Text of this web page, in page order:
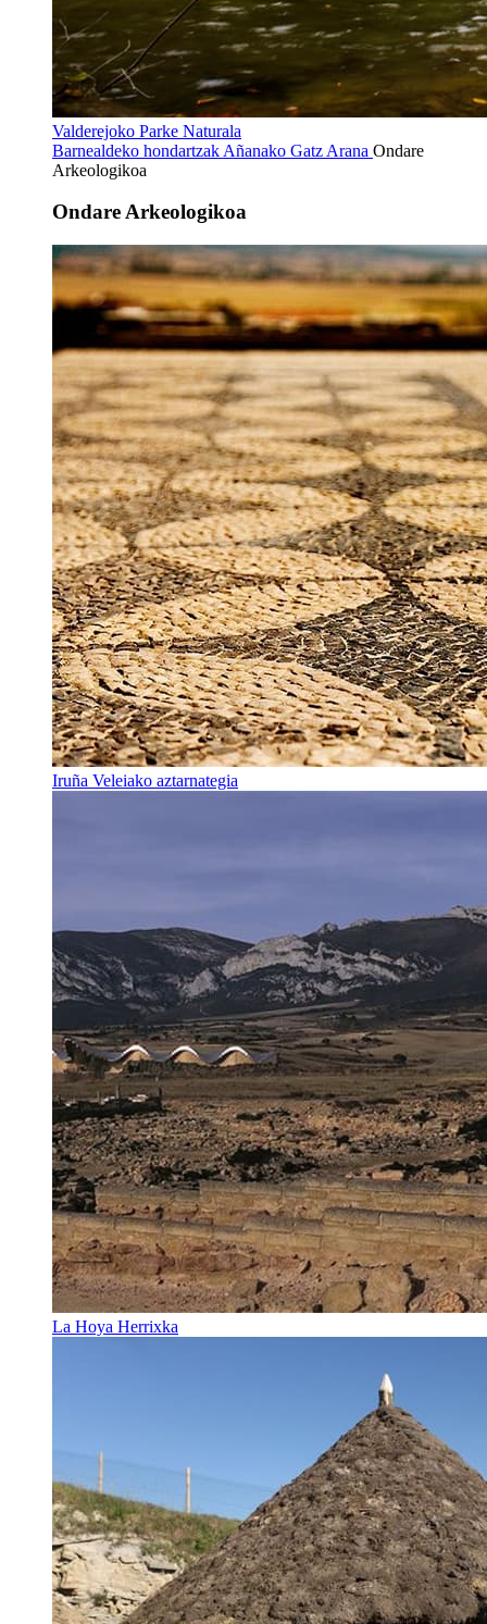
Valderejoko Parke Naturala
Barnealdeko hondartzak Añanako Gatz Arana Ondare
Arkeologikoa
Ondare Arkeologikoa
Iruña Veleiako aztarnategia
La Hoya Herrixka